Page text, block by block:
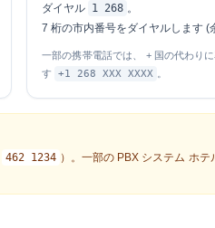
ダイヤル 1 268 。
7 桁の市内番号をダイヤルします (
一部の携帯電話では、 +国の代わりに
す
+1 268 XXX XXXX
462 1234 ）。一部の PBX システム ホ